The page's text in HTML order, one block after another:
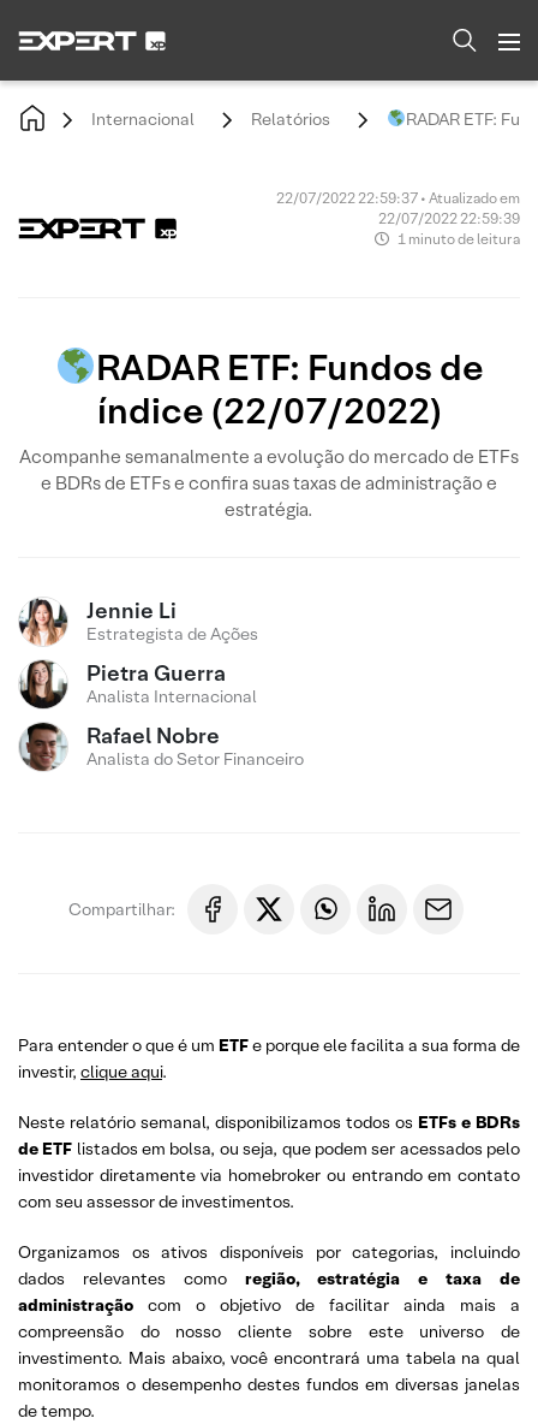
Internacional Relatórios RADAR ETF:
22/07/2022 22:59:37 • Atualizado em
22/07/2022 22:59:39
1 minuto de leitura
RADAR ETF: Fundos de
índice (22/07/2022)
Acompanhe semanalmente a evolução do mercado de ETFs
e BDRs de ETFs e confira suas taxas de administração e
estratégia.
Jennie Li
Estrategista de Ações
Pietra Guerra
Analista Internacional
Rafael Nobre
Analista do Setor Financeiro
Compartilhar:
Para entender o que é um ETFe porque ele facilita a sua forma de
investir, clique aqui.
Neste relatório semanal, disponibilizamos todos os ETFs e BDRs
de ETF listados em bolsa, ou seja, que podem ser acessados pelo
investidor diretamente via homebroker ou entrando em contato
com seu assessor de investimentos.
Organizamos os ativos disponíveis por categorias, incluindo
dados relevantes como região, estratégia e taxa de
administração com o objetivo de facilitar ainda mais a
compreensão do nosso cliente sobre este universo de
investimento. Mais abaixo, você encontrará uma tabela na qual
monitoramos o desempenho destes fundos em diversas janelas
de tempo.